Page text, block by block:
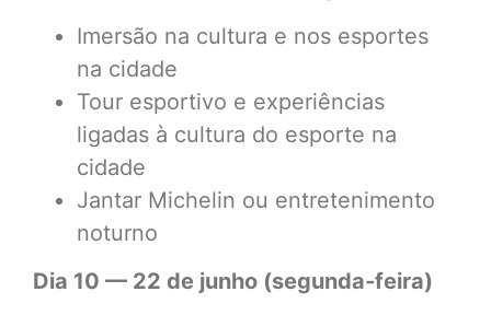
Imersão na cultura e nos esportes
na cidade
Tour esportivo e experiências
ligadas à cultura do esporte na
cidade
Jantar Michelin ou entretenimento
noturno
Dia 10 — 22 de junho (segunda-feira)